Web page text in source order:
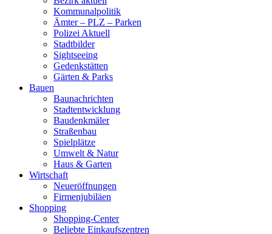
Kommunalpolitik
Ämter – PLZ – Parken
Polizei Aktuell
Stadtbilder
Sightseeing
Gedenkstätten
Gärten & Parks
Bauen
Baunachrichten
Stadtentwicklung
Baudenkmäler
Straßenbau
Spielplätze
Umwelt & Natur
Haus & Garten
Wirtschaft
Neueröffnungen
Firmenjubiläen
Shopping
Shopping-Center
Beliebte Einkaufszentren